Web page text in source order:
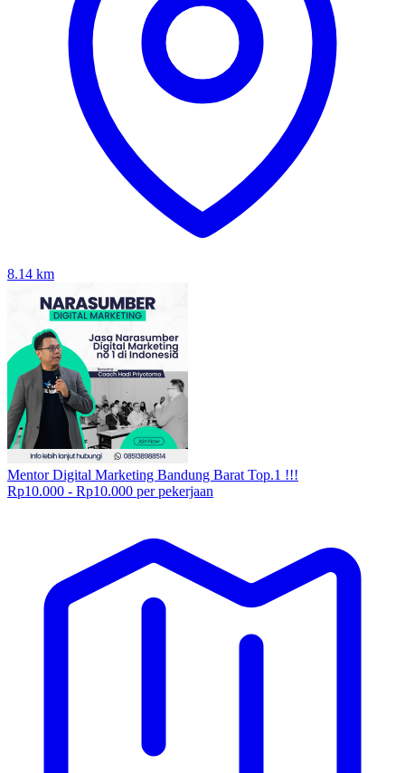
8.14 km
Mentor Digital Marketing Bandung Barat Top.1 !!!
Rp10.000 - Rp10.000 per pekerjaan